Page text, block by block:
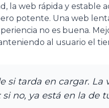
la web rápida y estable
potente. Una web
no es buena.
al usuario el
si tarda en cargar.
no, ya está en la de